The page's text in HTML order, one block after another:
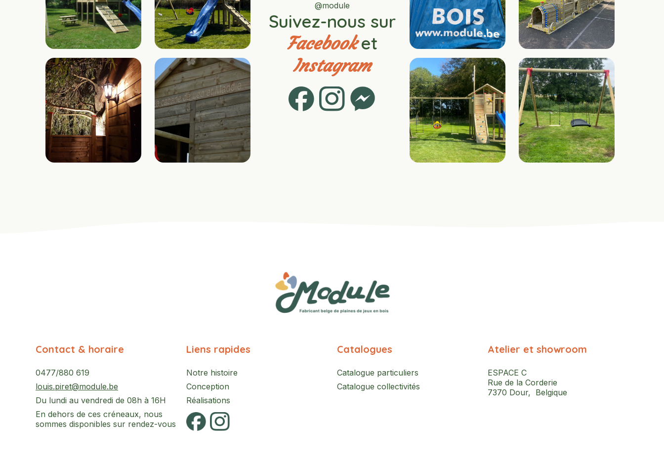
@module
Suivez-nous sur
Facebooket
Instagram
Contact & horaire
0477/880 619
louis.piret@module.be
Du lundi au vendredi de 08h à 16H
En dehors de ces créneaux, nous
sommes disponibles sur rendez-vous
Liens rapides
Notre histoire
Conception
Réalisations
Catalogues
Catalogue particuliers
Catalogue collectivités
Atelier et showroom
ESPACE C
Rue de la Corderie
7370 Dour, Belgique